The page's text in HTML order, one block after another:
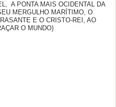
A PONTA MAIS OCIDENTAL DA
MERGULHO MARÍTIMO, O
E O CRISTO-REI, AO
O MUNDO)